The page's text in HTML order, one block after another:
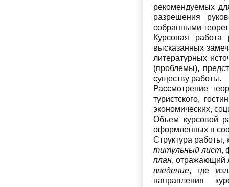
рекомендуемых
разрешения
собранными
Курсовая
высказанных
литературных
(проблемы),
существу работы.
Рассмотрение
туристского,
экономических,
Объем курсовой
оформленных в
Структура работы,
титульный лист,
план, отражающий
введение, где
направления